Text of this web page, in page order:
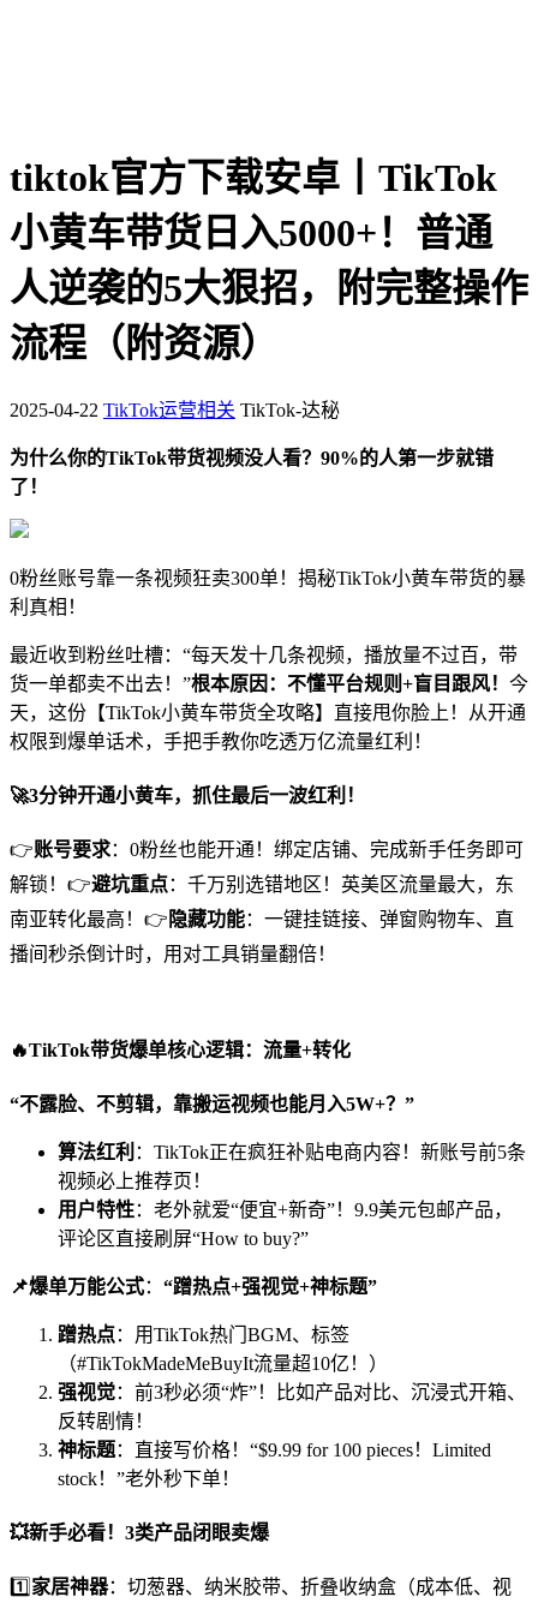
tiktok官方下载安卓丨TikTok
小黄车带货日入5000+！普通
人逆袭的5大狠招，附完整操作
流程（附资源）
2025-04-22 TikTok运营相关 TikTok-达秘
为什么你的TikTok带货视频没人看？90%的人第一步就错
了！
0粉丝账号靠一条视频狂卖300单！揭秘TikTok小黄车带货的暴
利真相！
最近收到粉丝吐槽：“每天发十几条视频，播放量不过百，带
货一单都卖不出去！”根本原因：不懂平台规则+盲目跟风！ 今
天，这份【TikTok小黄车带货全攻略】直接甩你脸上！从开通
权限到爆单话术，手把手教你吃透万亿流量红利！
🚀3分钟开通小黄车，抓住最后一波红利！
👉账号要求：0粉丝也能开通！绑定店铺、完成新手任务即可
解锁！👉避坑重点：千万别选错地区！英美区流量最大，东
南亚转化最高！👉 隐藏功能：一键挂链接、弹窗购物车、直
播间秒杀倒计时，用对工具销量翻倍！
🔥TikTok带货爆单核心逻辑：流量+转化
“不露脸、不剪辑，靠搬运视频也能月入5W+？”
算法红利 ：TikTok正在疯狂补贴电商内容！新账号前5条
视频必上推荐页！
用户特性：老外就爱“便宜+新奇”！9.9美元包邮产品，
评论区直接刷屏“How to buy?”
📌爆单万能公式： “蹭热点+强视觉+神标题”
蹭热点：用TikTok热门BGM、标签
（#TikTokMadeMeBuyIt流量超10亿！）
强视觉：前3秒必须“炸”！比如产品对比、沉浸式开箱、
反转剧情！
神标题：直接写价格！“$9.99 for 100 pieces！Limited
stock！”老外秒下单！
💥新手必看！3类产品闭眼卖爆
1️⃣ 家居神器：切葱器、纳米胶带、折叠收纳盒（成本低、视